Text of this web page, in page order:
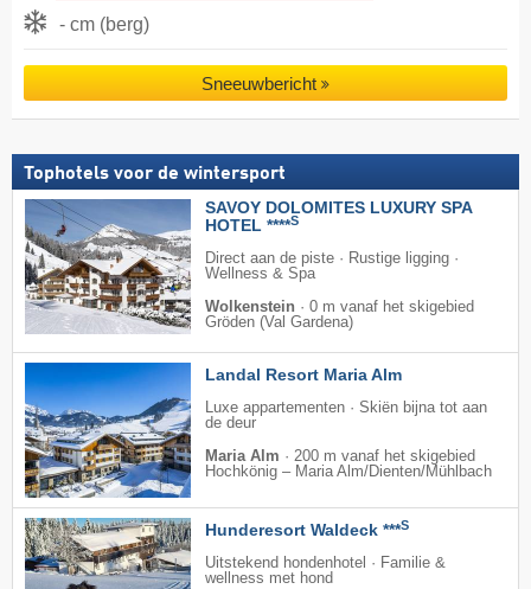
- cm (berg)
Sneeuwbericht
Tophotels voor de wintersport
SAVOY DOLOMITES LUXURY SPA
HOTEL ****S
Direct aan de piste · Rustige ligging ·
Wellness & Spa
Wolkenstein · 0 m vanaf het skigebied
Gröden (Val Gardena)
Landal Resort Maria Alm
Luxe appartementen · Skiën bijna tot aan
de deur
Maria Alm · 200 m vanaf het skigebied
Hochkönig – Maria Alm/​Dienten/​Mühlbach
Hunderesort Waldeck ***S
Uitstekend hondenhotel · Familie &
wellness met hond